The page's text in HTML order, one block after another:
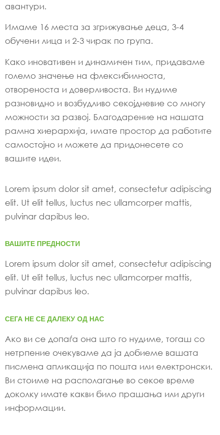
авантури.
Имаме 16 места за згрижување деца, 3-4
обучени лица и 2-3 чирак по група.
Како иновативен и динамичен тим, придаваме
големо значење на флексибилноста,
отвореноста и доверливоста. Ви нудиме
разновидно и возбудливо секојдневие со многу
можности за развој. Благодарение на нашата
рамна хиерархија, имате простор да работите
самостојно и можете да придонесете со
вашите идеи.
Lorem ipsum dolor sit amet, consectetur adipiscing
elit. Ut elit tellus, luctus nec ullamcorper mattis,
pulvinar dapibus leo.
ВАШИТЕ ПРЕДНОСТИ
Lorem ipsum dolor sit amet, consectetur adipiscing
elit. Ut elit tellus, luctus nec ullamcorper mattis,
pulvinar dapibus leo.
СЕГА НЕ СЕ ДАЛЕКУ ОД НАС
Ако ви се допаѓа она што го нудиме, тогаш со
нетрпение очекуваме да ја добиеме вашата
писмена апликација по пошта или електронски.
Ви стоиме на располагање во секое време
доколку имате какви било прашања или други
информации.